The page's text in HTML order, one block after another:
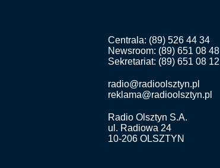
Centrala: (89) 526 44 34
Newsroom: (89) 651 08 48
Sekretariat: (89) 651 08 12
radio@radioolsztyn.pl
reklama@radioolsztyn.pl
Radio Olsztyn S.A.
ul. Radiowa 24
10-206 OLSZTYN